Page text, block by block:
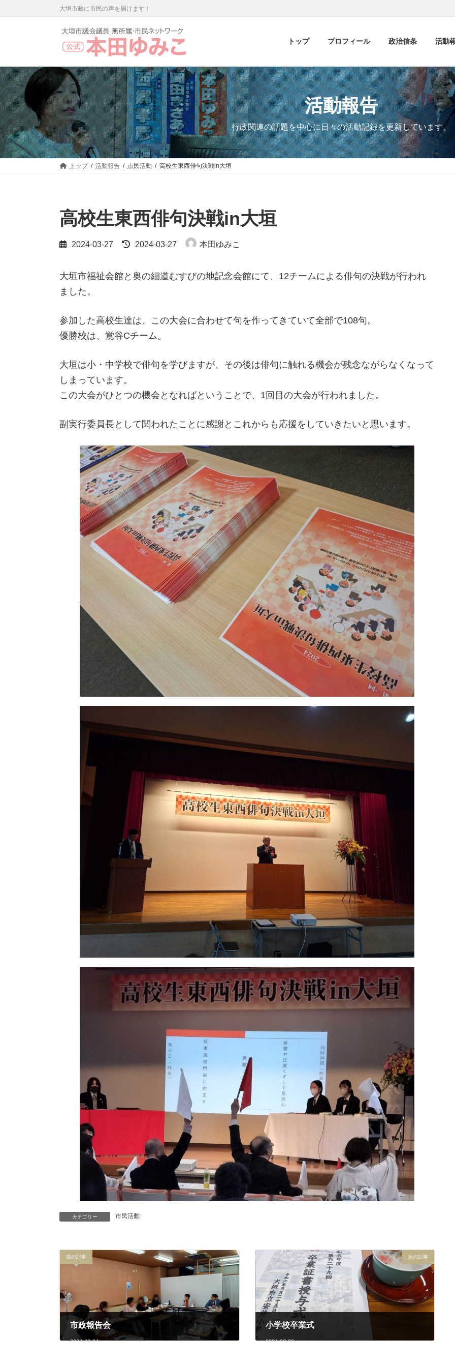
へ
ス
キ
ッ
プ
ョ
ン
に
移
動
大垣市政に市民の声を届けます！
トップ プロフィール 政治信条 活動
活動報告
行政関連の話題を中心に日々の活動記録を更新しています。
トップ 活動報告 市民活動 高校生東西俳句決戦in大垣
高校生東西俳句決戦in大垣
2024-03-27
最
新
日
2024-03-27 本田ゆみこ
大垣市福祉会館と奥の細道むすびの地記念会館にて、12チームによる俳句の決戦が行われ
ました。
参加した高校生達は、この大会に合わせて句を作ってきていて全部で108句。
優勝校は、鴬谷Cチーム。
大垣は小・中学校で俳句を学びますが、その後は俳句に触れる機会が残念ながらなくなって
しまっています。
この大会がひとつの機会となればということで、1回目の大会が行われました。
副実行委員長として関われたことに感謝とこれからも応援をしていきたいと思います。
カテゴリー 市民活動
前の記事
市政報告会
2024-03-24
次の記事
小学校卒業式
2024-03-28